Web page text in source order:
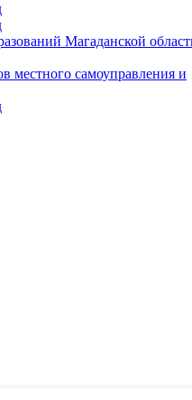
Магаданской
местного самоуправления и